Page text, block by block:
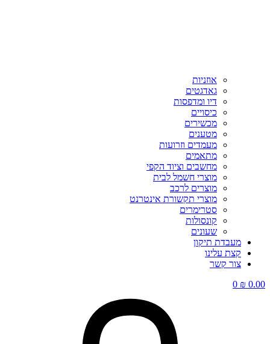
אוזניות
גאדגטים
דיו ומדפסות
כיסויים
מכשירים
מטענים
מעמדים וזרועות
מתאמים
מחשבים וציוד הקפי
מוצרי חשמל לבית
מוצרים לרכב
מוצרי תקשורת אינטרנט
סטרימרים
קונסולות
שעונים
מעבדת תיקון
קצת עלינו
צור קשר
₪0.00
0